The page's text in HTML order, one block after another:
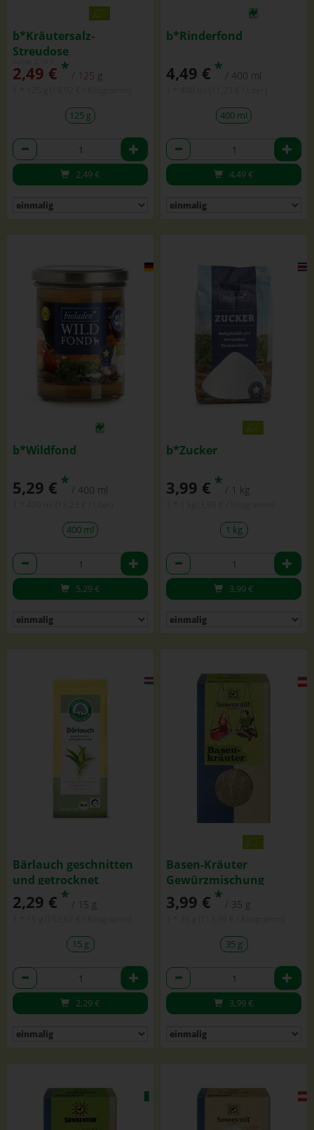
b*Kräutersalz-
Streudose
2,49 € * / 125 g
125 g
Anzahl
2,49€
b*Rinderfond
4,49 € * / 400 ml
400 ml
Anzahl
4,49€
b*Wildfond
5,29 € * / 400 ml
400 ml
Anzahl
5,29€
b*Zucker
3,99 € * / 1 kg
1 kg
Anzahl
3,99€
Bärlauch geschnitten
und getrocknet
2,29 € * / 15 g
15 g
Anzahl
2,29€
Basen-Kräuter
Gewürzmischung
3,99 € * / 35 g
35 g
Anzahl
3,99€